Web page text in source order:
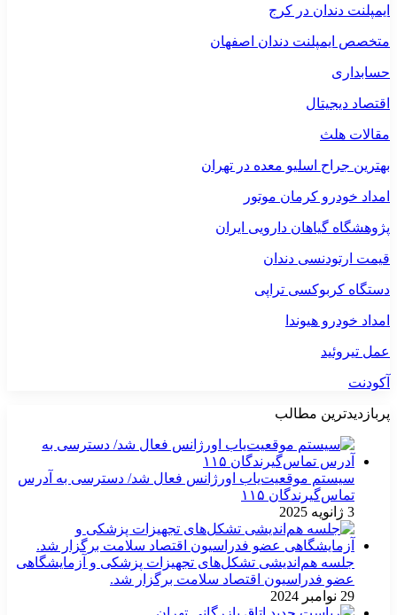
ایمپلنت دندان در کرج
متخصص ایمپلنت دندان اصفهان
حسابداری
اقتصاد دیجیتال
مقالات هلث
بهترین جراح اسلیو معده در تهران
امداد خودرو کرمان موتور
پژوهشگاه گیاهان دارویی ایران
قیمت ارتودنسی دندان
دستگاه کربوکسی تراپی
امداد خودرو هیوندا
عمل تیروئید
آکودنت
پربازدیدترین مطالب
سیستم موقعیت‌یاب اورژانس فعال شد/ دسترسی به آدرس
تماس‌گیرندگان ۱۱۵
3 ژانویه 2025
جلسه هم‌اندیشی تشکل‌های تجهیزات پزشکی و آزمایشگاهی
عضو فدراسیون اقتصاد سلامت برگزار شد.
29 نوامبر 2024